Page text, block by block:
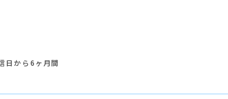
日から6ヶ月間